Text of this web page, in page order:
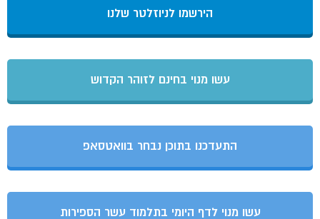
הירשמו לניוזלטר שלנו
עשו מנוי בחינם לזוהר הקדוש
התעדכנו בתוכן נבחר בוואטסאפ
עשו מנוי לדף היומי בתלמוד עשר הספירות